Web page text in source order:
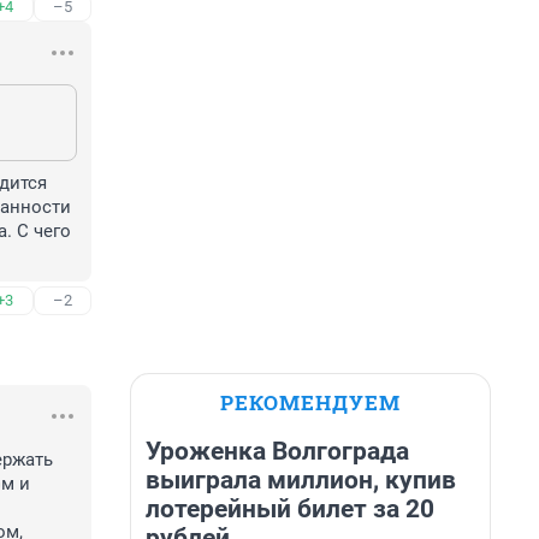
–5
С чего
–2
и
РЕКОМЕНДУЕМ
Уроженка Волгограда
выиграла миллион, купив
лотерейный билет за 20